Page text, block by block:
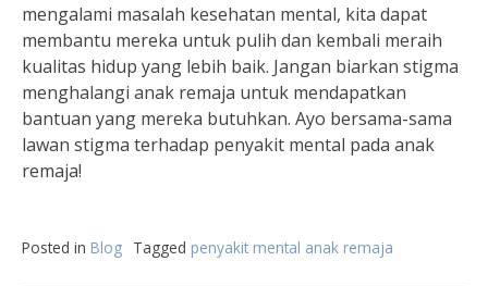
mengalami masalah kesehatan mental, kita dapat
membantu mereka untuk pulih dan kembali meraih
kualitas hidup yang lebih baik. Jangan biarkan stigma
menghalangi anak remaja untuk mendapatkan
bantuan yang mereka butuhkan. Ayo bersama-sama
lawan stigma terhadap penyakit mental pada anak
remaja!
Posted in Blog Tagged penyakit mental anak remaja